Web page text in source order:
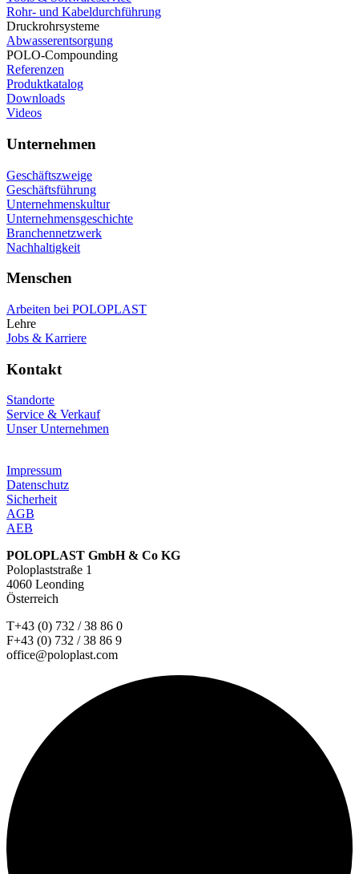
Rohr- und Kabeldurchführung
Druckrohrsysteme
Abwasserentsorgung
POLO-Compounding
Referenzen
Produktkatalog
Downloads
Videos
Unternehmen
Geschäftszweige
Geschäftsführung
Unternehmenskultur
Unternehmensgeschichte
Branchennetzwerk
Nachhaltigkeit
Menschen
Arbeiten bei POLOPLAST
Lehre
Jobs & Karriere
Kontakt
Standorte
Service & Verkauf
Unser Unternehmen
Impressum
Datenschutz
Sicherheit
AGB
AEB
POLOPLAST GmbH & Co KG
Poloplaststraße 1
4060 Leonding
Österreich
T+43 (0) 732 / 38 86 0
F+43 (0) 732 / 38 86 9
office@poloplast.com